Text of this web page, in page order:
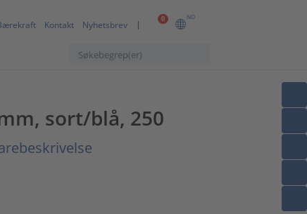
0 NO
Kontakt Nyhetsbrev
sort/blå, 250